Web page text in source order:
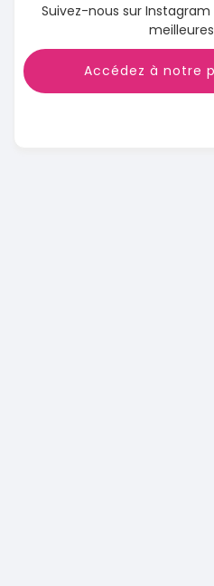
Suivez-nous sur
Accédez à notre